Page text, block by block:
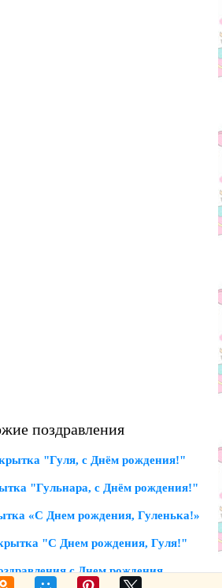
поздравления
"Гуля, с Днём рождения!"
"Гульнара, с Днём рождения!"
«С Днем рождения, Гуленька!»
"С Днем рождения, Гуля!"
с Днем рождения